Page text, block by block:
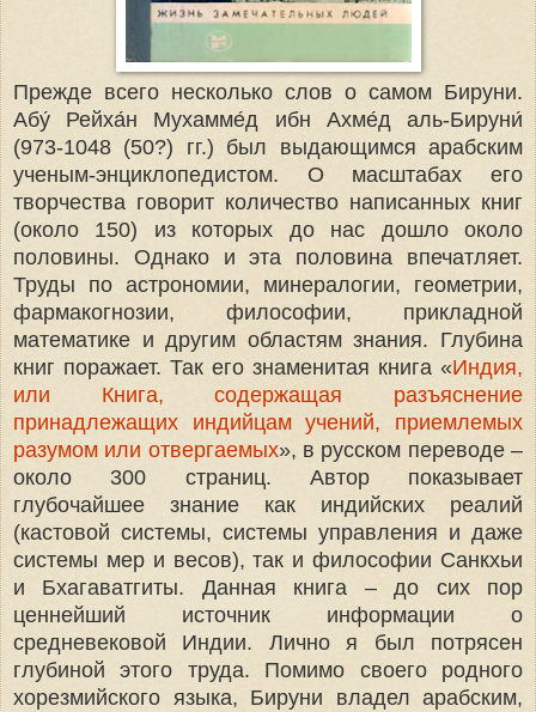
Прежде всего несколько слов о самом Бируни.
Абу́ Рейха́н Мухамме́д ибн Ахме́д аль-Бируни́
(973-1048 (50?) гг.) был выдающимся арабским
ученым-энциклопедистом. О масштабах его
творчества говорит количество написанных книг
(около 150) из которых до нас дошло около
половины. Однако и эта половина впечатляет.
Труды по астрономии, минералогии, геометрии,
фармакогнозии, философии, прикладной
математике и другим областям знания. Глубина
книг поражает. Так его знаменитая книга «Индия,
или Книга, содержащая разъяснение
принадлежащих индийцам учений, приемлемых
разумом или отвергаемых», в русском переводе –
около 300 страниц. Автор показывает
глубочайшее знание как индийских реалий
(кастовой системы, системы управления и даже
системы мер и весов), так и философии Санкхьи
и Бхагаватгиты. Данная книга – до сих пор
ценнейший источник информации о
средневековой Индии. Лично я был потрясен
глубиной этого труда. Помимо своего родного
хорезмийского языка, Бируни владел арабским,